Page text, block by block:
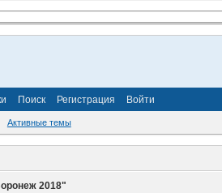
Поиск Регистрация Войти
Активные темы
2018"